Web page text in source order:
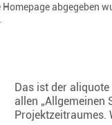
abgegeben
Das ist der
allen „Allgemeinen
Projektzeitraumes.